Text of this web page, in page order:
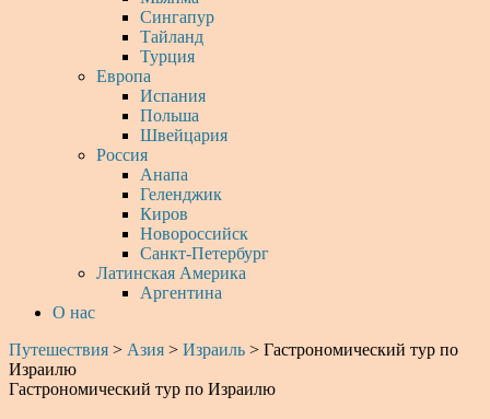
Сингапур
Тайланд
Турция
Европа
Испания
Польша
Швейцария
Россия
Анапа
Геленджик
Киров
Новороссийск
Санкт-Петербург
Латинская Америка
Аргентина
О нас
Путешествия > Азия > Израиль > Гастрономический тур по
Израилю
Гастрономический тур по Израилю